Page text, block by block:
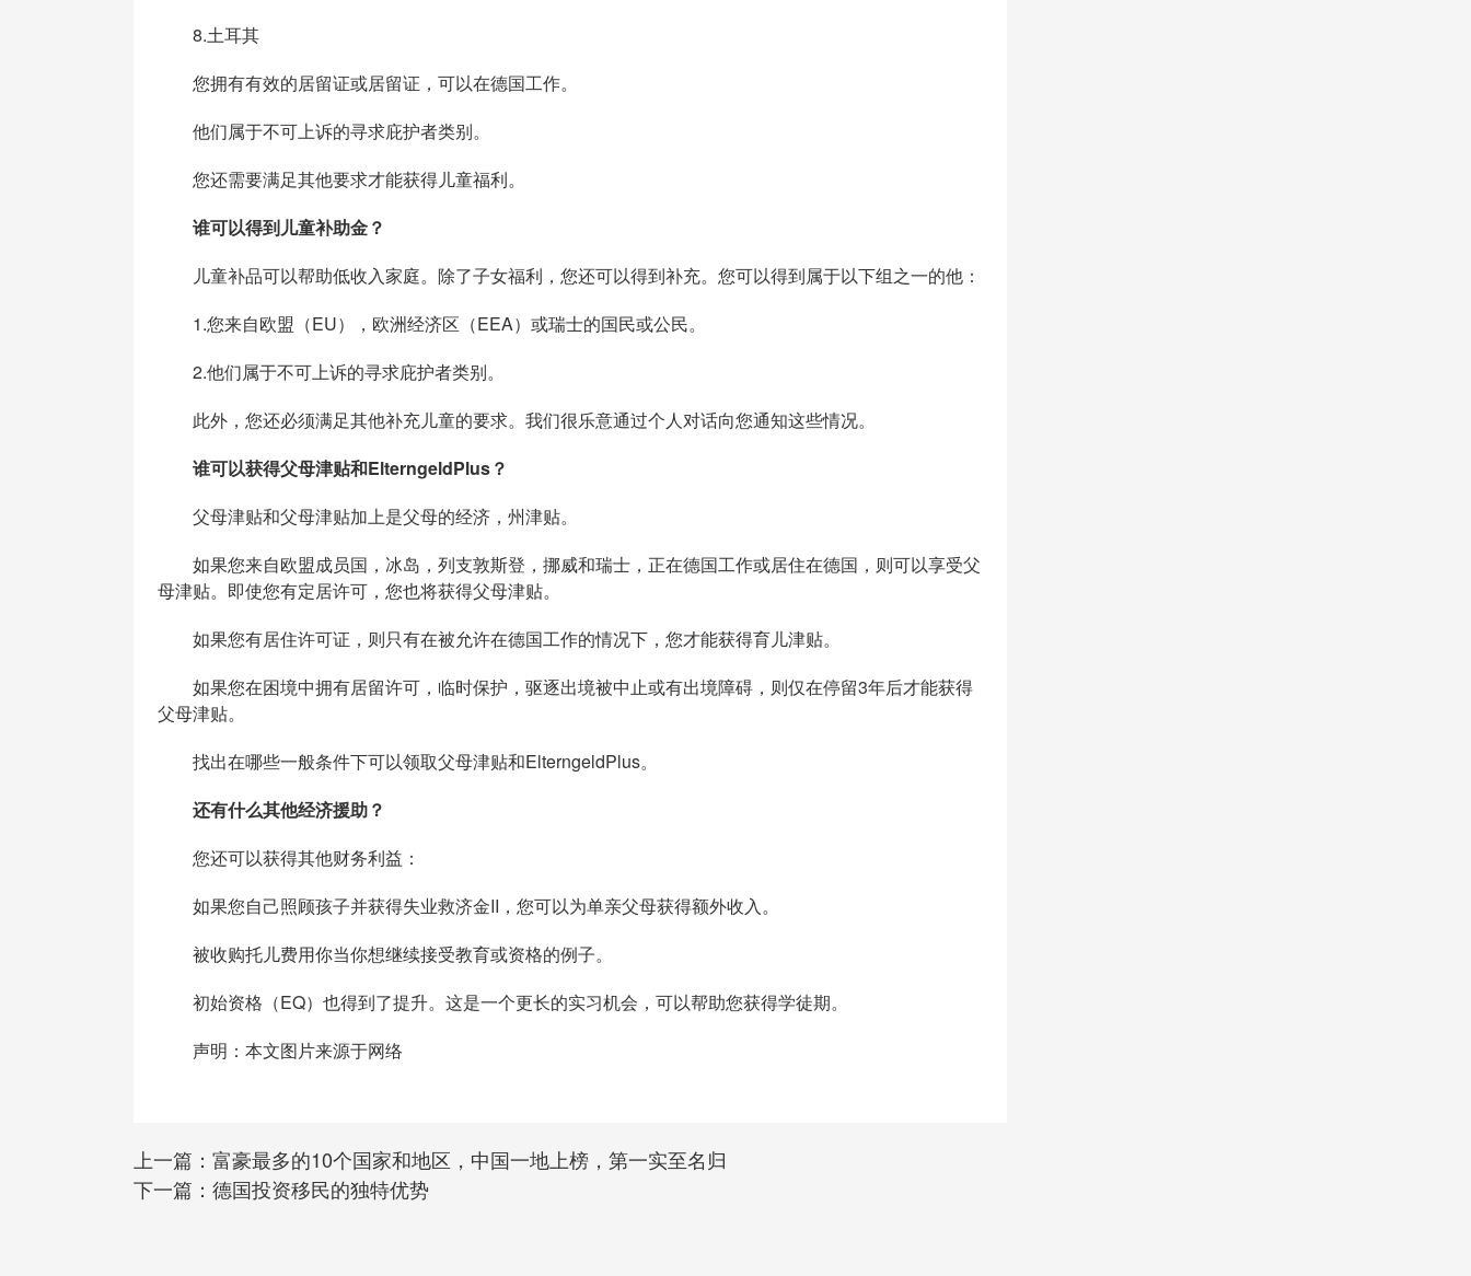
8.土耳其
您拥有有效的居留证或居留证，可以在德国工作。
他们属于不可上诉的寻求庇护者类别。
您还需要满足其他要求才能获得儿童福利。
谁可以得到儿童补助金？
儿童补品可以帮助低收入家庭。除了子女福利，您还可以得到补充。您可以得到属于以下组之一的他：
1.您来自欧盟（EU），欧洲经济区（EEA）或瑞士的国民或公民。
2.他们属于不可上诉的寻求庇护者类别。
此外，您还必须满足其他补充儿童的要求。我们很乐意通过个人对话向您通知这些情况。
谁可以获得父母津贴和ElterngeldPlus？
父母津贴和父母津贴加上是父母的经济，州津贴。
如果您来自欧盟成员国，冰岛，列支敦斯登，挪威和瑞士，正在德国工作或居住在德国，则可以享受父
母津贴。即使您有定居许可，您也将获得父母津贴。
如果您有居住许可证，则只有在被允许在德国工作的情况下，您才能获得育儿津贴。
如果您在困境中拥有居留许可，临时保护，驱逐出境被中止或有出境障碍，则仅在停留3年后才能获得
父母津贴。
找出在哪些一般条件下可以领取父母津贴和ElterngeldPlus。
还有什么其他经济援助？
您还可以获得其他财务利益：
如果您自己照顾孩子并获得失业救济金II，您可以为单亲父母获得额外收入。
被收购托儿费用你当你想继续接受教育或资格的例子。
初始资格（EQ）也得到了提升。这是一个更长的实习机会，可以帮助您获得学徒期。
声明：本文图片来源于网络
上一篇： 富豪最多的10个国家和地区，中国一地上榜，第一实至名归
下一篇： 德国投资移民的独特优势